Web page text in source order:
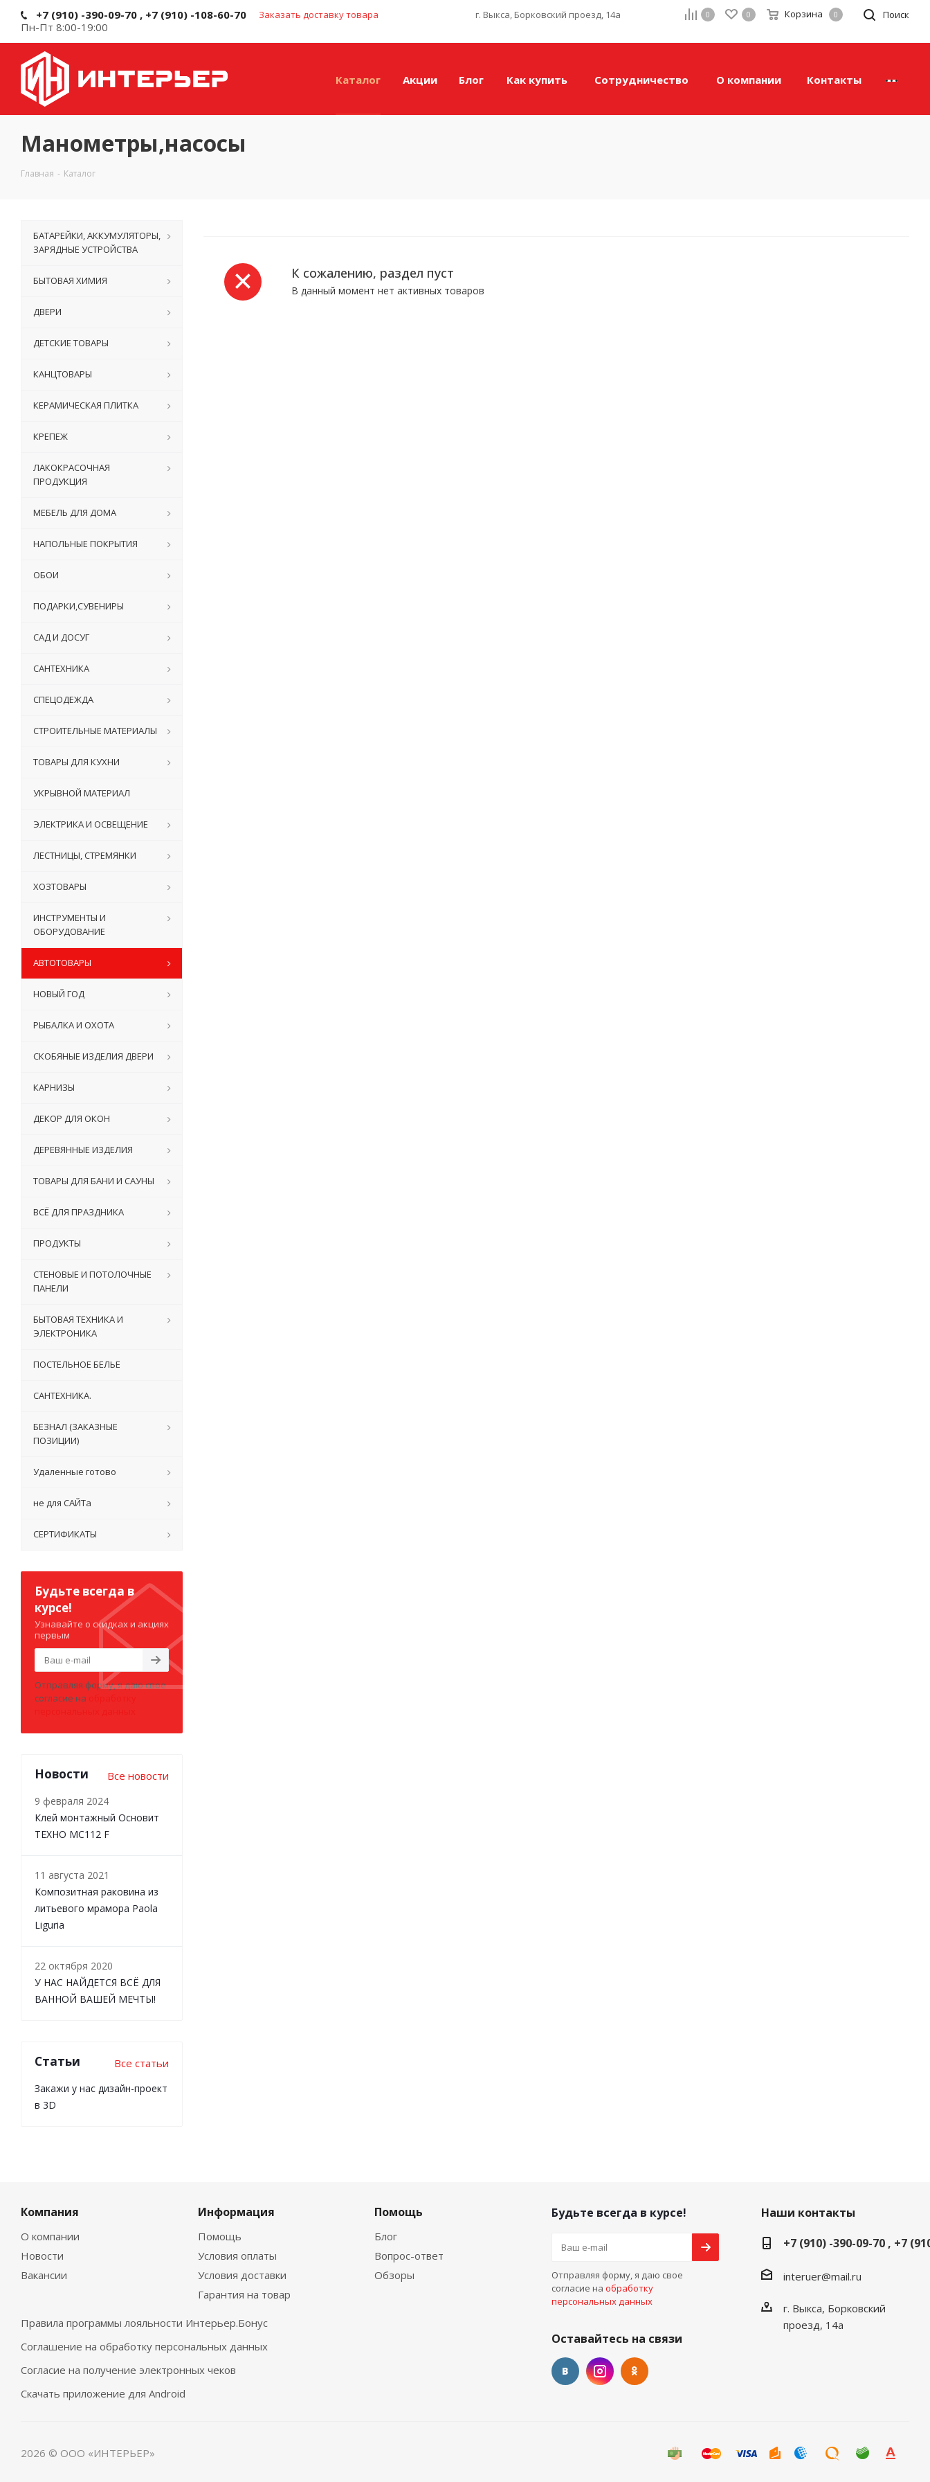
+7 (910) -390-09-70 , +7 (910) -108-60-70 Заказать доставку товара
Пн-Пт 8:00-19:00
г. Выкса, Борковский проезд, 14а Поиск
0 0 Корзина 0
Каталог Акции Блог Как купить Сотрудничество О компании Контакты
Манометры,насосы
Главная - Каталог
К сожалению, раздел пуст
В данный момент нет активных товаров
БАТАРЕЙКИ, АККУМУЛЯТОРЫ,
ЗАРЯДНЫЕ УСТРОЙСТВА
БЫТОВАЯ ХИМИЯ
ДВЕРИ
ДЕТСКИЕ ТОВАРЫ
КАНЦТОВАРЫ
КЕРАМИЧЕСКАЯ ПЛИТКА
КРЕПЕЖ
ЛАКОКРАСОЧНАЯ
ПРОДУКЦИЯ
МЕБЕЛЬ ДЛЯ ДОМА
НАПОЛЬНЫЕ ПОКРЫТИЯ
ОБОИ
ПОДАРКИ,СУВЕНИРЫ
САД И ДОСУГ
САНТЕХНИКА
СПЕЦОДЕЖДА
СТРОИТЕЛЬНЫЕ МАТЕРИАЛЫ
ТОВАРЫ ДЛЯ КУХНИ
УКРЫВНОЙ МАТЕРИАЛ
ЭЛЕКТРИКА И ОСВЕЩЕНИЕ
ЛЕСТНИЦЫ, СТРЕМЯНКИ
ХОЗТОВАРЫ
ИНСТРУМЕНТЫ И
ОБОРУДОВАНИЕ
АВТОТОВАРЫ
НОВЫЙ ГОД
РЫБАЛКА И ОХОТА
СКОБЯНЫЕ ИЗДЕЛИЯ ДВЕРИ
КАРНИЗЫ
ДЕКОР ДЛЯ ОКОН
ДЕРЕВЯННЫЕ ИЗДЕЛИЯ
ТОВАРЫ ДЛЯ БАНИ И САУНЫ
ВСЁ ДЛЯ ПРАЗДНИКА
ПРОДУКТЫ
СТЕНОВЫЕ И ПОТОЛОЧНЫЕ
ПАНЕЛИ
БЫТОВАЯ ТЕХНИКА И
ЭЛЕКТРОНИКА
ПОСТЕЛЬНОЕ БЕЛЬЕ
САНТЕХНИКА.
БЕЗНАЛ (ЗАКАЗНЫЕ
ПОЗИЦИИ)
Удаленные готово
не для САЙТа
СЕРТИФИКАТЫ
Будьте всегда в
курсе!
Узнавайте о скидках и акциях
первым
Отправляя форму, я даю свое
согласие на
Новости Все новости
9 февраля 2024
Клей монтажный Основит
ТЕХНО MC112 F
11 августа 2021
Композитная раковина из
литьевого мрамора Paola
Liguria
22 октября 2020
У НАС НАЙДЕТСЯ ВСЁ ДЛЯ
ВАННОЙ ВАШЕЙ МЕЧТЫ!
Статьи Все статьи
Закажи у нас дизайн-проект
в 3D
Компания
О компании
Новости
Вакансии
Информация
Помощь
Условия оплаты
Условия доставки
Гарантия на товар
Помощь
Блог
Вопрос-ответ
Обзоры
Правила программы лояльности Интерьер.Бонус
Соглашение на обработку персональных данных
Согласие на получение электронных чеков
Скачать приложение для Android
Будьте всегда в курсе!
Отправляя форму, я даю свое
согласие на обработку
персональных данных
Оставайтесь на связи
Наши контакты
+7 (910) -390-09-70 , +7
interuer@mail.ru
г. Выкса, Борковский
проезд, 14а
2026 © ООО «ИНТЕРЬЕР»